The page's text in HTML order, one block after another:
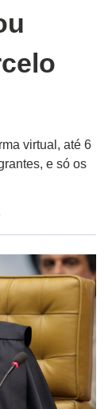
virtual, até 6
e só os